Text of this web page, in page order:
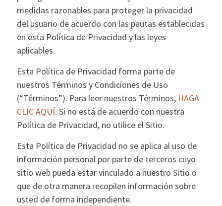
medidas razonables para proteger la privacidad
del usuario de acuerdo con las pautas establecidas
en esta Política de Privacidad y las leyes
aplicables.
Esta Política de Privacidad forma parte de
nuestros Términos y Condiciones de Uso
(“Términos”). Para leer nuestros Términos, HAGA
CLIC AQUÍ. Si no está de acuerdo con nuestra
Política de Privacidad, no utilice el Sitio.
Esta Política de Privacidad no se aplica al uso de
información personal por parte de terceros cuyo
sitio web pueda estar vinculado a nuestro Sitio o
que de otra manera recopilen información sobre
usted de forma independiente.